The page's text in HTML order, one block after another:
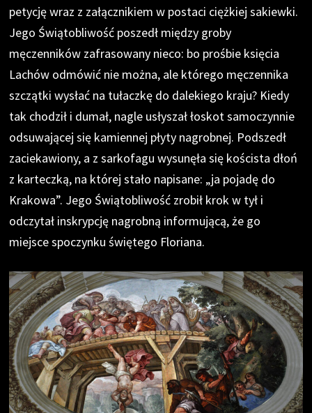
petycję wraz z załącznikiem w postaci ciężkiej sakiewki.
Jego Świątobliwość poszedł między groby
męczenników zafrasowany nieco: bo prośbie księcia
Lachów odmówić nie można, ale którego męczennika
szczątki wysłać na tułaczkę do dalekiego kraju? Kiedy
tak chodził i dumał, nagle usłyszał łoskot samoczynnie
odsuwającej się kamiennej płyty nagrobnej. Podszedł
zaciekawiony, a z sarkofagu wysunęła się koścista dłoń
z karteczką, na której stało napisane: „ja pojadę do
Krakowa”. Jego Świątobliwość zrobił krok w tył i
odczytał inskrypcję nagrobną informującą, że go
miejsce spoczynku świętego Floriana.